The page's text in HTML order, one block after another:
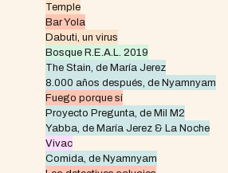
Temple
Bar Yola
Dabuti, un virus
Bosque R.E.A.L. 2019
The Stain, de María Jerez
8.000 años después, de Nyamnyam
Fuego porque sí
Proyecto Pregunta, de Mil M2
Yabba, de María Jerez & La Noche
Vivac
Comida, de Nyamnyam